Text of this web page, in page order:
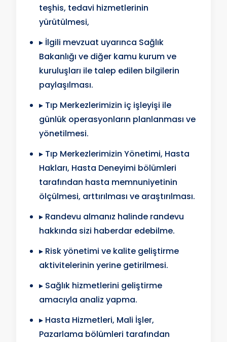
teşhis, tedavi hizmetlerinin
yürütülmesi,
▸ İlgili mevzuat uyarınca Sağlık
Bakanlığı ve diğer kamu kurum ve
kuruluşları ile talep edilen bilgilerin
paylaşılması.
▸ Tıp Merkezlerimizin iç işleyişi ile
günlük operasyonların planlanması ve
yönetilmesi.
▸ Tıp Merkezlerimizin Yönetimi, Hasta
Hakları, Hasta Deneyimi bölümleri
tarafından hasta memnuniyetinin
ölçülmesi, arttırılması ve araştırılması.
▸ Randevu almanız halinde randevu
hakkında sizi haberdar edebilme.
▸ Risk yönetimi ve kalite geliştirme
aktivitelerinin yerine getirilmesi.
▸ Sağlık hizmetlerini geliştirme
amacıyla analiz yapma.
▸ Hasta Hizmetleri, Mali İşler,
Pazarlama bölümleri tarafından